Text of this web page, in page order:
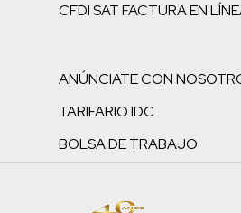
CFDI SAT FACTURA EN
ANÚNCIATE CON
TARIFARIO IDC
BOLSA DE TRABAJO